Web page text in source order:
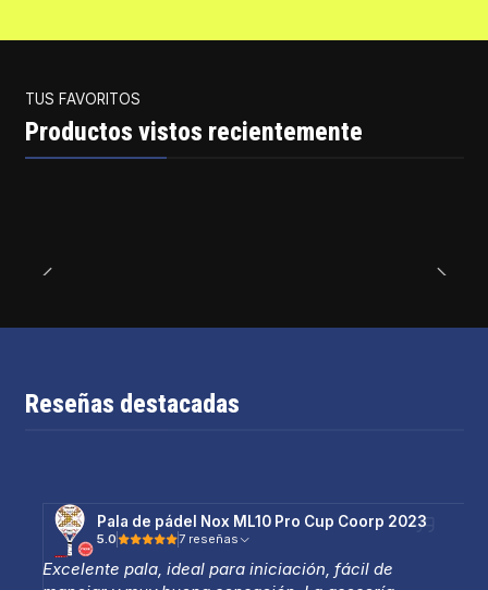
TUS FAVORITOS
Productos vistos recientemente
Reseñas destacadas
Pala de pádel Nox ML10 Pro Cup Coorp 2023
5.0 7 reseñas
Excelente pala, ideal para iniciación, fácil de